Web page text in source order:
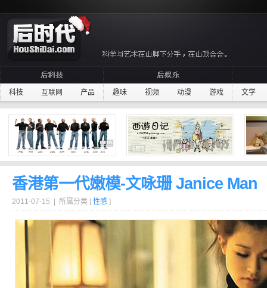
科技 互联网 产品 趣味 视频 动漫 游戏 文学
香港第一代嫩模-文咏珊 Janice Man
2011-07-15 | 所属分类 [ 性感 ]